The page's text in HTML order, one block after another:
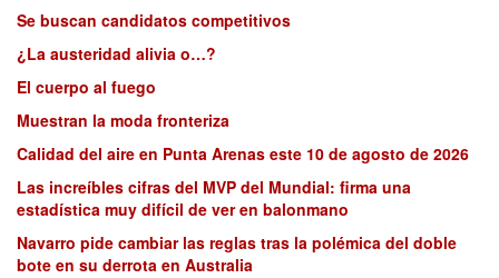
Se buscan candidatos competitivos
¿La austeridad alivia o…?
El cuerpo al fuego
Muestran la moda fronteriza
Calidad del aire en Punta Arenas este 10 de agosto de 2026
Las increíbles cifras del MVP del Mundial: firma una
estadística muy difícil de ver en balonmano
Navarro pide cambiar las reglas tras la polémica del doble
bote en su derrota en Australia